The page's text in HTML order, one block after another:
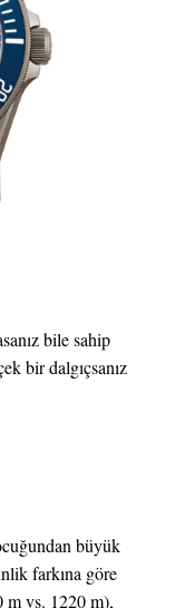
bile sahip
bir dalgıçsanız
büyük
farkına göre
m vs. 1220 m),